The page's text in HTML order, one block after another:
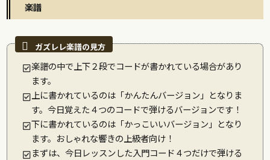
楽譜
楽譜の中で上下２段でコードが書かれている場合があり
ます。
上に書かれているのは「かんたんバージョン」となりま
す。今日覚えた４つのコードで弾けるバージョンです！
下に書かれているのは「かっこいいバージョン」となり
ます。おしゃれな響きの上級者向け！
まずは、今日レッスンした入門コード４つだけで弾ける